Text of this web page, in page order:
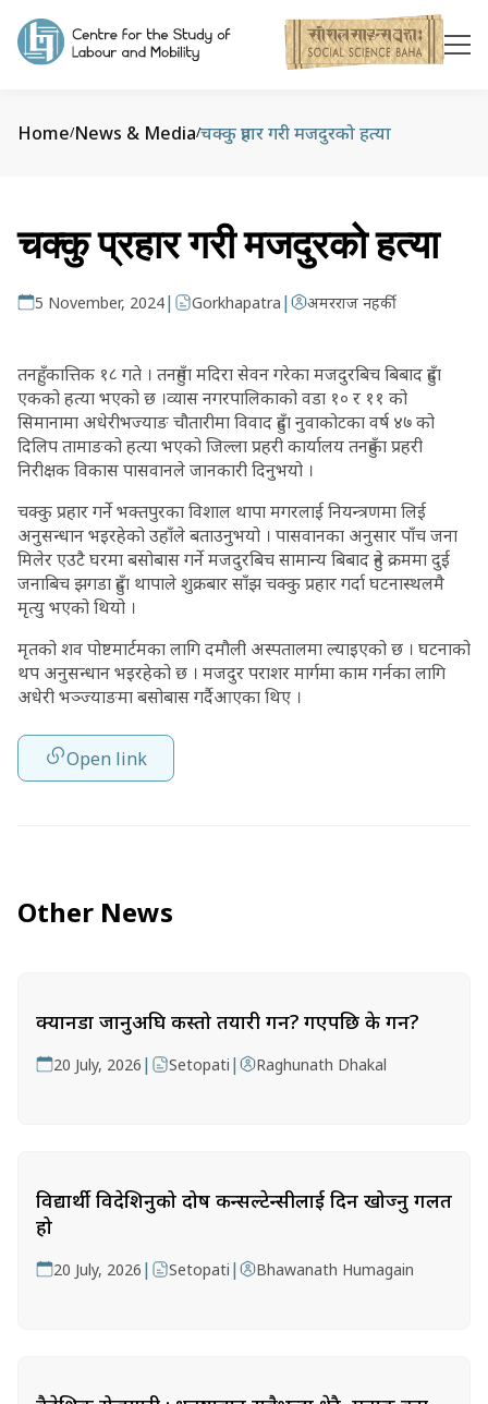
Home/News & Media/चक्कु प्रहार गरी मजदुरको हत्या
चक्कु प्रहार गरी मजदुरको हत्या
5 November, 2024| Gorkhapatra | अमरराज नहर्की
तनहुँ, कात्तिक १८ गते । तनहुँमा मदिरा सेवन गरेका मजदुरबिच बिबाद हुँदा
एकको हत्या भएको छ ।व्यास नगरपालिकाको वडा १० र ११ को
सिमानामा अधेरीभज्याङ चौतारीमा विवाद हुँदा नुवाकोटका वर्ष ४७ को
दिलिप तामाङको हत्या भएको जिल्ला प्रहरी कार्यालय तनहुँका प्रहरी
निरीक्षक विकास पासवानले जानकारी दिनुभयो ।
चक्कु प्रहार गर्ने भक्तपुरका विशाल थापा मगरलाई नियन्त्रणमा लिई
अनुसन्धान भइरहेको उहाँले बताउनुभयो । पासवानका अनुसार पाँच जना
मिलेर एउटै घरमा बसोबास गर्ने मजदुरबिच सामान्य बिबाद हुने क्रममा दुई
जनाबिच झगडा हुँदा थापाले शुक्रबार साँझ चक्कु प्रहार गर्दा घटनास्थलमै
मृत्यु भएको थियो ।
मृतको शव पोष्टमार्टमका लागि दमौली अस्पतालमा ल्याइएको छ । घटनाको
थप अनुसन्धान भइरहेको छ । मजदुर पराशर मार्गमा काम गर्नका लागि
अधेरी भञ्ज्याङमा बसोबास गर्दैआएका थिए ।
Open link
Other News
क्यानडा जानुअघि कस्तो तयारी गर्ने? गएपछि के गर्ने?
20 July, 2026 | Setopati | Raghunath Dhakal
विद्यार्थी विदेशिनुको दोष कन्सल्टेन्सीलाई दिन खोज्नु गलत
हो
20 July, 2026 | Setopati | Bhawanath Humagain